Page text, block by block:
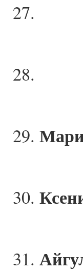
27.
28.
29.
30.
31.